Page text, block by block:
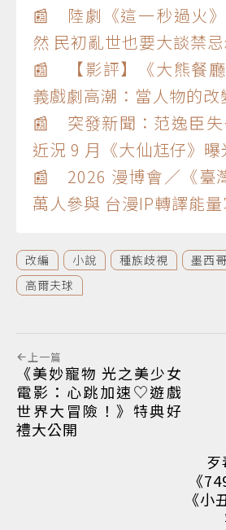
📰 陸劇《這一秒過火
然 民初亂世也要大談禁
📰 【影評】《大熊餐
義戲劇高潮：當人物的改
📰 突發新聞：范逸臣失
近況 9 月《大仙尪仔》曝
📰 2026 漫博會／《臺
萬人參與 台漫IP轉譯能
改編 小說 種族歧視 墨西哥
高爾夫球
上一篇
《美妙寵物 光之美少女
電影：心跳加速♡遊戲
世界大冒險！》特典好
禮大公開
歹
《
《小